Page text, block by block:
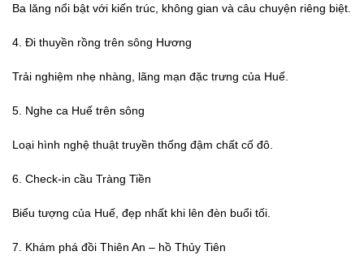
Ba lăng nổi bật với kiến trúc, không gian và câu chuyện riêng biệt.
4. Đi thuyền rồng trên sông Hương
Trải nghiệm nhẹ nhàng, lãng mạn đặc trưng của Huế.
5. Nghe ca Huế trên sông
Loại hình nghệ thuật truyền thống đậm chất cố đô.
6. Check-in cầu Tràng Tiền
Biểu tượng của Huế, đẹp nhất khi lên đèn buổi tối.
7. Khám phá đồi Thiên An – hồ Thủy Tiên